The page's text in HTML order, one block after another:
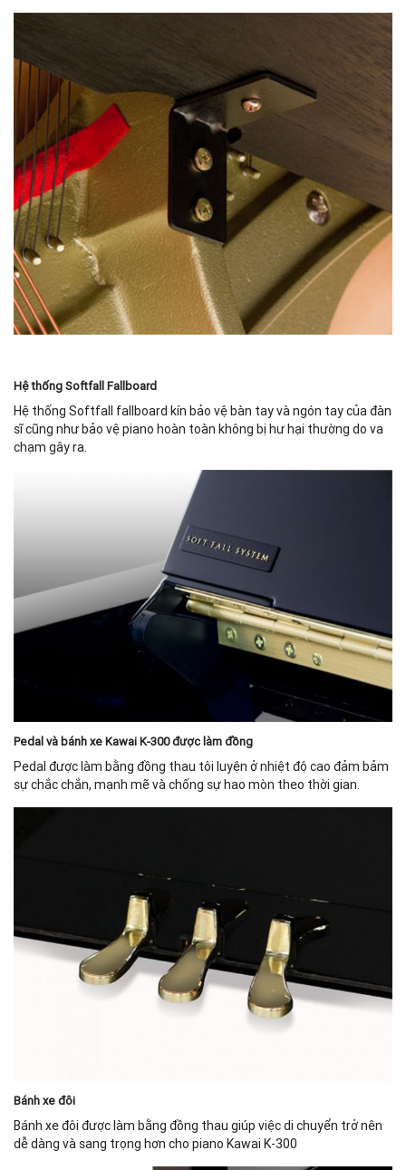
Hệ thống Softfall Fallboard
Hệ thống Softfall fallboard kín bảo vệ bàn tay và ngón tay của đàn
sĩ cũng như bảo vệ piano hoàn toàn không bị hư hại thường do va
chạm gây ra.
Pedal và bánh xe Kawai K-300 được làm đồng
Pedal được làm bằng đồng thau tôi luyện ở nhiệt độ cao đảm bảm
sự chắc chắn, mạnh mẽ và chống sự hao mòn theo thời gian.
Bánh xe đôi
Bánh xe đôi được làm bằng đồng thau giúp việc di chuyển trở nên
dễ dàng và sang trọng hơn cho piano Kawai K-300